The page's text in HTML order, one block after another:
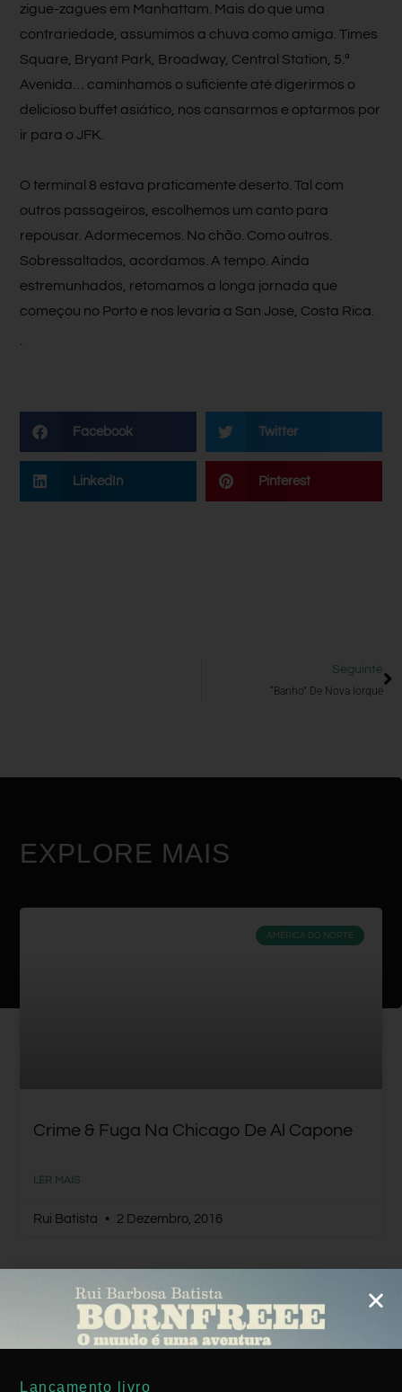
zigue-zagues em Manhattam. Mais do que uma
contrariedade, assumimos a chuva como amiga. Times
Square, Bryant Park, Broadway, Central Station, 5.ª
Avenida… caminhamos o suficiente até digerirmos o
delicioso buffet asiático, nos cansarmos e optarmos por
ir para o JFK.
O terminal 8 estava praticamente deserto. Tal com
outros passageiros, escolhemos um canto para
repousar. Adormecemos. No chão. Como outros.
Sobressaltados, acordamos. A tempo. Ainda
estremunhados, retomamos a longa jornada que
começou no Porto e nos levaria a San Jose, Costa Rica.
Facebook Twitter
LinkedIn Pinterest
Seguinte
“Banho” De Nova Iorque
EXPLORE MAIS
AMÉRICA DO NORTE
Crime & Fuga Na Chicago De Al Capone
LER MAIS
Rui Batista 2 Dezembro, 2016
Lançamento livro